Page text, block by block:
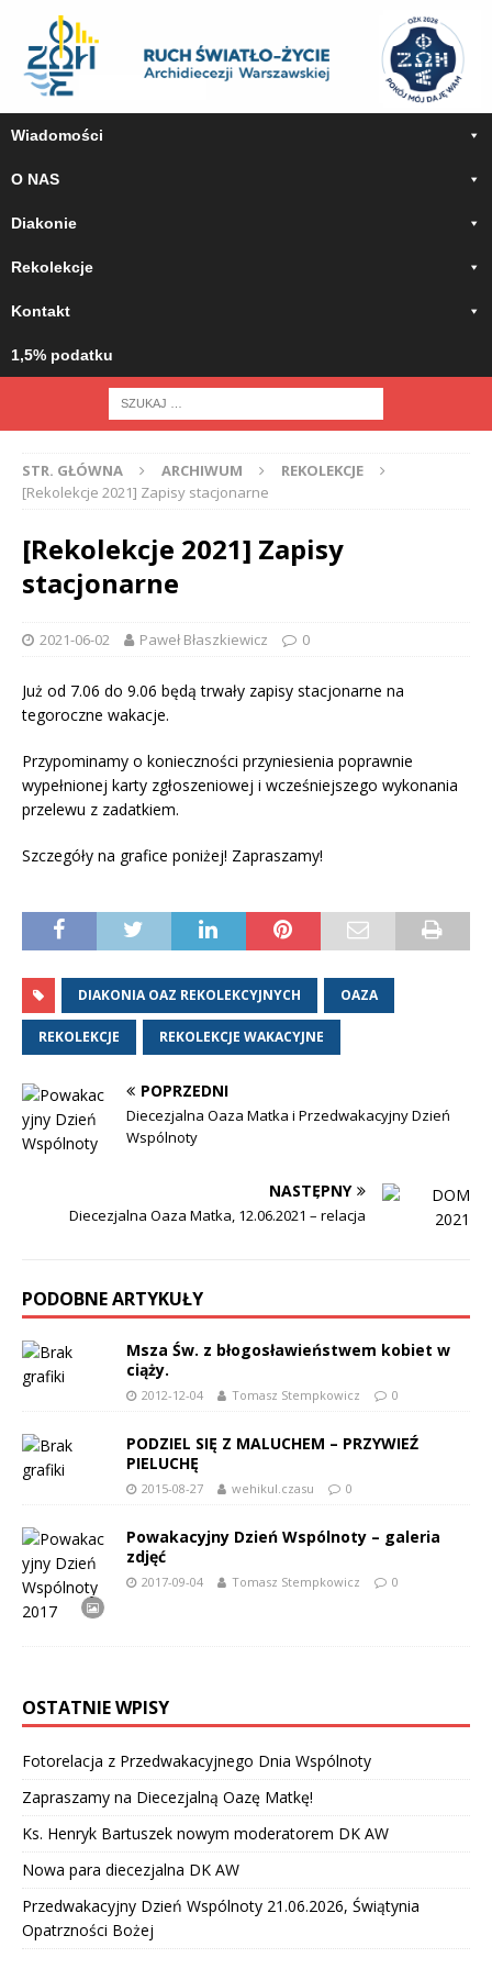
Wiadomości
O NAS
Diakonie
Rekolekcje
Kontakt
1,5% podatku
STR. GŁÓWNA ARCHIWUM
REKOLEKCJE
[Rekolekcje 2021] Zapisy stacjonarne
[Rekolekcje 2021] Zapisy
stacjonarne
2021-06-02 Paweł Błaszkiewicz 0
Już od 7.06 do 9.06 będą trwały zapisy stacjonarne na
tegoroczne wakacje.
Przypominamy o konieczności przyniesienia poprawnie
wypełnionej karty zgłoszeniowej i wcześniejszego wykonania
przelewu z zadatkiem.
Szczegóły na grafice poniżej! Zapraszamy!
DIAKONIA OAZ REKOLEKCYJNYCH OAZA
REKOLEKCJE REKOLEKCJE WAKACYJNE
POPRZEDNI
Diecezjalna Oaza Matka i Przedwakacyjny Dzień
Wspólnoty
NASTĘPNY
Diecezjalna Oaza Matka, 12.06.2021 – relacja
PODOBNE ARTYKUŁY
Msza Św. z błogosławieństwem kobiet w
ciąży.
2012-12-04 Tomasz Stempkowicz 0
PODZIEL SIĘ Z MALUCHEM – PRZYWIEŹ
PIELUCHĘ
2015-08-27 wehikul.czasu 0
Powakacyjny Dzień Wspólnoty – galeria
zdjęć
2017-09-04 Tomasz Stempkowicz 0
OSTATNIE WPISY
Fotorelacja z Przedwakacyjnego Dnia Wspólnoty
Zapraszamy na Diecezjalną Oazę Matkę!
Ks. Henryk Bartuszek nowym moderatorem DK AW
Nowa para diecezjalna DK AW
Przedwakacyjny Dzień Wspólnoty 21.06.2026, Świątynia
Opatrzności Bożej